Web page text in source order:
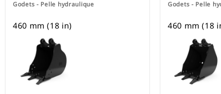
Godets - Pelle hydraulique
460 mm (18 in)
Godets - Pelle
460 mm (18